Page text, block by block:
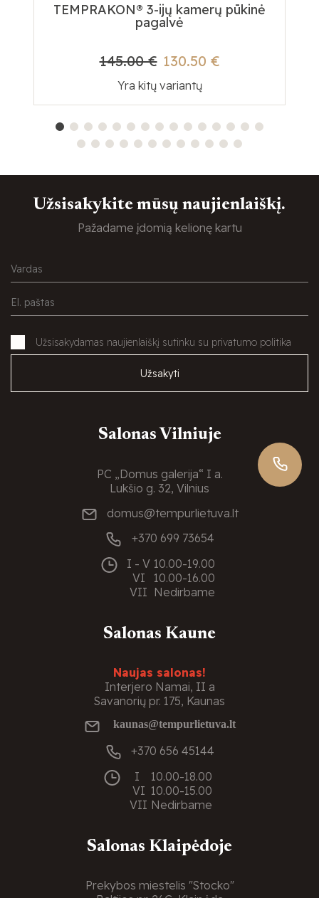
TEMPRAKON® 3-ijų kamerų pūkinė
pagalvė
130.50 €
145.00 €
Yra kitų variantų
Užsisakykite mūsų naujienlaiškį.
Pažadame įdomią kelionę kartu
Užsisakydamas naujienlaiškį sutinku su privatumo politika
Užsakyti
Salonas Vilniuje
PC „Domus galerija“ I a.
Lukšio g. 32, Vilnius
domus@tempurlietuva.lt
+370 699 73654
I - V 10.00-19.00
VI
10.00-16.00
VII Nedirbame
Salonas Kaune
Naujas salonas!
Interjero Namai, II a
Savanorių pr. 175, Kaunas
kaunas@tempurlietuva.lt
+370 656 45144
I
10.00-18.00
VI 10.00-15.00
VII Nedirbame
Salonas Klaipėdoje
Prekybos miestelis "Stocko"